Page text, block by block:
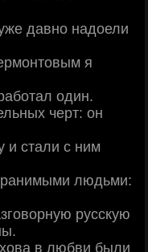
давно надоели
я
один.
черт: он
и стали с ним
людьми:
русскую
в любви были